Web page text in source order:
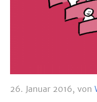
26. Januar 2016, von